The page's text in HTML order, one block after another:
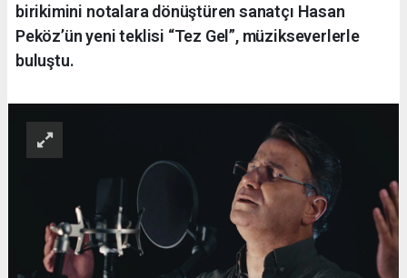
birikimini notalara dönüştüren sanatçı Hasan
Peköz’ün yeni teklisi “Tez Gel”, müzikseverlerle
buluştu.